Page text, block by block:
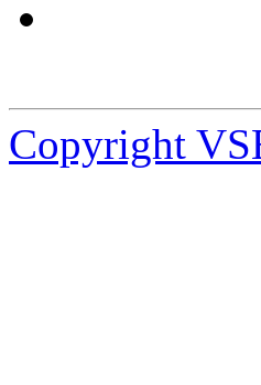
Copyright